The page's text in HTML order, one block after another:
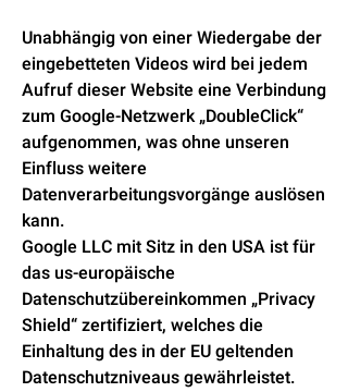
Unabhängig von einer Wiedergabe der
eingebetteten Videos wird bei jedem
Aufruf dieser Website eine Verbindung
zum Google-Netzwerk „DoubleClick“
aufgenommen, was ohne unseren
Einfluss weitere
Datenverarbeitungsvorgänge auslösen
kann.
Google LLC mit Sitz in den USA ist für
das us-europäische
Datenschutzübereinkommen „Privacy
Shield“ zertifiziert, welches die
Einhaltung des in der EU geltenden
Datenschutzniveaus gewährleistet.